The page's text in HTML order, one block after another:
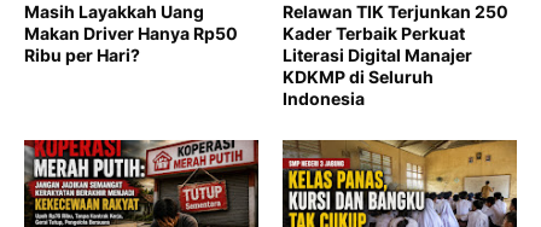
Masih Layakkah Uang
Makan Driver Hanya Rp50
Ribu per Hari?
Relawan TIK Terjunkan 250
Kader Terbaik Perkuat
Literasi Digital Manajer
KDKMP di Seluruh
Indonesia